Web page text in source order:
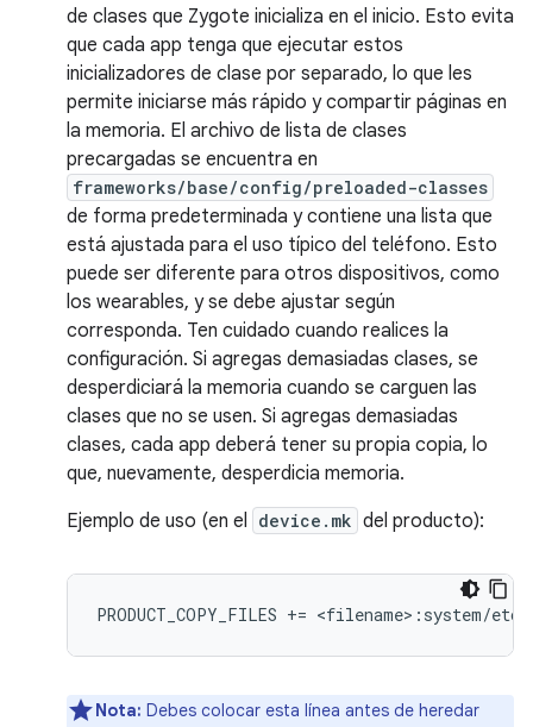
de clases que Zygote inicializa en el inicio. Esto evita
que cada app tenga que ejecutar estos
inicializadores de clase por separado, lo que les
permite iniciarse más rápido y compartir páginas en
la memoria. El archivo de lista de clases
precargadas se encuentra en
frameworks/base/config/preloaded-classes
de forma predeterminada y contiene una lista que
está ajustada para el uso típico del teléfono. Esto
puede ser diferente para otros dispositivos, como
los wearables, y se debe ajustar según
corresponda. Ten cuidado cuando realices la
configuración. Si agregas demasiadas clases, se
desperdiciará la memoria cuando se carguen las
clases que no se usen. Si agregas demasiadas
clases, cada app deberá tener su propia copia, lo
que, nuevamente, desperdicia memoria.
Ejemplo de uso (en el device.mk del producto):
Nota: Debes colocar esta línea antes de heredar